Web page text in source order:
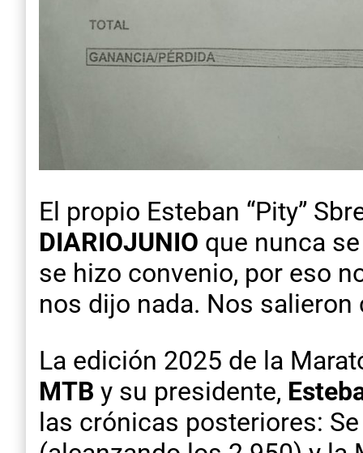
El propio Esteban “Pity”
DIARIOJUNIO que nunca
se hizo convenio, por eso
nos dijo nada. Nos salieron
La edición 2025 de la
MTB y su presidente,
las crónicas posteriores: